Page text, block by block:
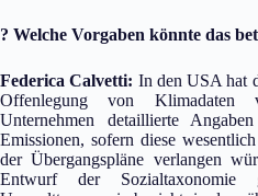
? Welche Vorgaben könnte das
Federica Calvetti: In den USA hat
Offenlegung von Klimadaten
Unternehmen detaillierte
Emissionen, sofern diese
der Übergangspläne verlangen
Entwurf der